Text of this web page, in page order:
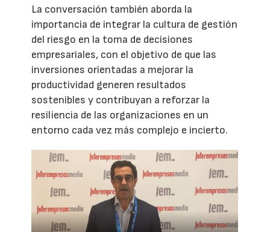
La conversación también aborda la
importancia de integrar la cultura de gestión
del riesgo en la toma de decisiones
empresariales, con el objetivo de que las
inversiones orientadas a mejorar la
productividad generen resultados
sostenibles y contribuyan a reforzar la
resiliencia de las organizaciones en un
entorno cada vez más complejo e incierto.